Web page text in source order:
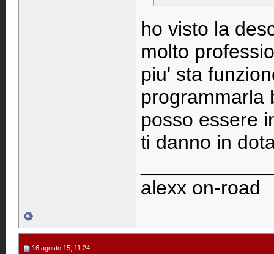
ho visto la
molto
piu' sta
programmarla
posso essere
ti danno in
alexx on-road
16 agosto 15, 11:24